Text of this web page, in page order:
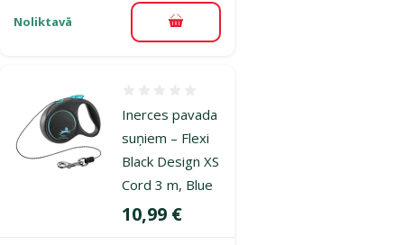
Noliktavā Pievienot grozam
Inerces pavada
suņiem – Flexi
Black Design XS
Cord 3 m, Blue
Cena
10,99 €